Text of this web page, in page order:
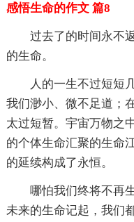
感悟生命的作文 篇8
过去了的时间永不返
的生命。
人的一生不过短短几
我们渺小、微不足道；
太过短暂。宇宙万物之
的个体生命汇聚的生命
的延续构成了永恒。
哪怕我们终将不再生
未来的生命记起，我们